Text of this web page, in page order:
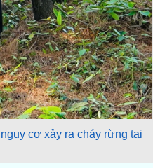
cơ xảy ra cháy rừng tại